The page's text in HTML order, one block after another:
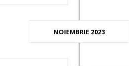
NOIEMBRIE 2023